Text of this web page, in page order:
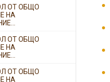
ОТ ОБЩО
НА
ОТ ОБЩО
НА
ОТ ОБЩО
НА